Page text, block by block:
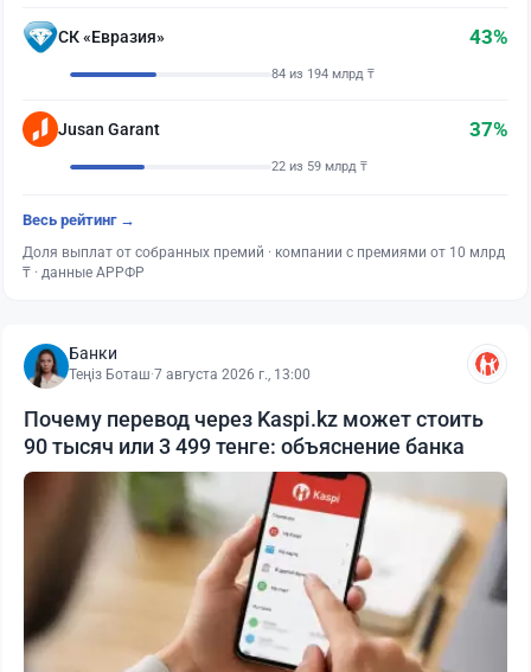
СК «Евразия» 43%
84 из 194 млрд ₸
Jusan Garant 37%
22 из 59 млрд ₸
Весь рейтинг →
Доля выплат от собранных премий · компании с премиями от 10 млрд
₸ · данные АРРФР
Банки
Теңіз Боташ·7 августа 2026 г., 13:00
Почему перевод через Kaspi.kz может стоить
90 тысяч или 3 499 тенге: объяснение банка